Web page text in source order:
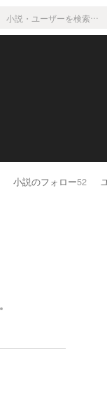
小説のフォロー52